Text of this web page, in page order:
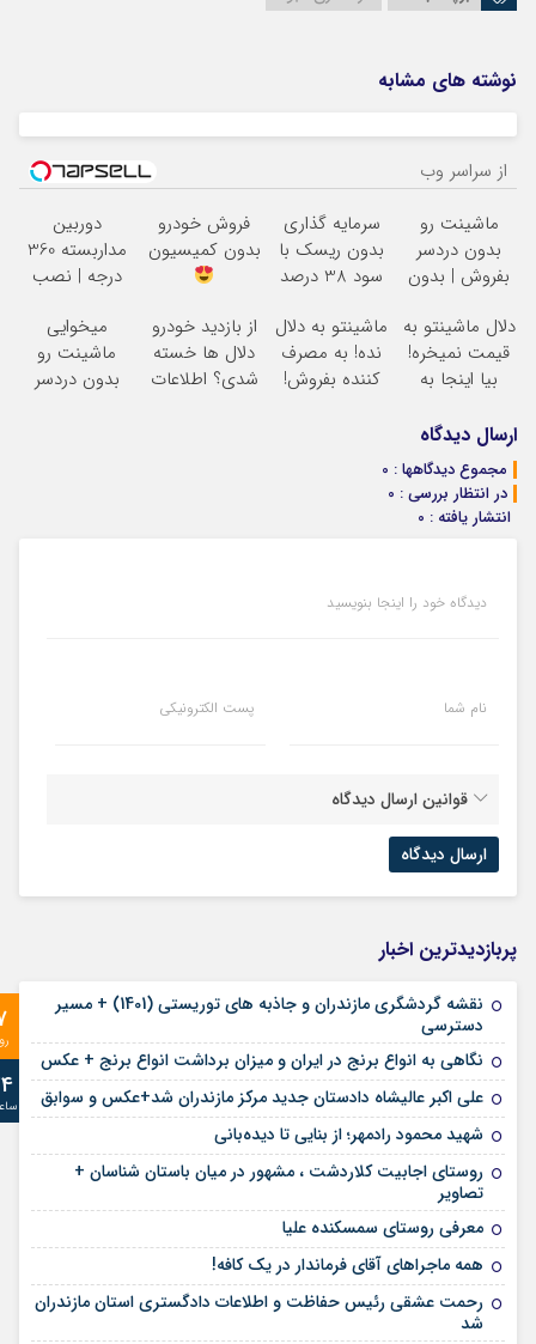
نوشته های مشابه
از سراسر وب
ماشینت رو
بدون دردسر
بفروش | بدون
سرمایه گذاری
بدون ریسک با
سود 38 درصد
فروش خودرو
بدون کمیسیون
دوربین
مداربسته 360
درجه | نصب
دلال ماشینتو به
قیمت نمیخره!
بیا اینجا به
بفروش*فقط
خریدار واقعی*
ماشینتو به دلال
نده! به مصرف
کننده بفروش!
از بازدید خودرو
دلال ها خسته
شدی؟ اطلاعات
میخوایی
ماشینت رو
بدون دردسر
ارسال دیدگاه
مجموع دیدگاهها : 0
در انتظار بررسی : 0
انتشار یافته : 0
دیدگاه خود را اینجا بنویسید
نام شما پست الکترونیکی
قوانین ارسال دیدگاه
پربازدیدترین اخبار
نقشه گردشگری مازندران و جاذبه های توریستی (1401) + مسیر
دسترسی
نگاهی به انواع برنج در ایران و میزان برداشت انواع برنج + عکس
علی‌ اکبر عالیشاه دادستان جدید مرکز مازندران شد+عکس و سوابق
شهید محمود رادمهر؛ از بنایی تا دیده‌بانی
روستای اجابیت کلاردشت ، مشهور در میان باستان شناسان +
تصاویر
معرفی روستای سمسکنده علیا
همه ماجراهای آقای فرماندار در یک کافه!
رحمت عشقی رئیس حفاظت و اطلاعات دادگستری استان مازندران
شد